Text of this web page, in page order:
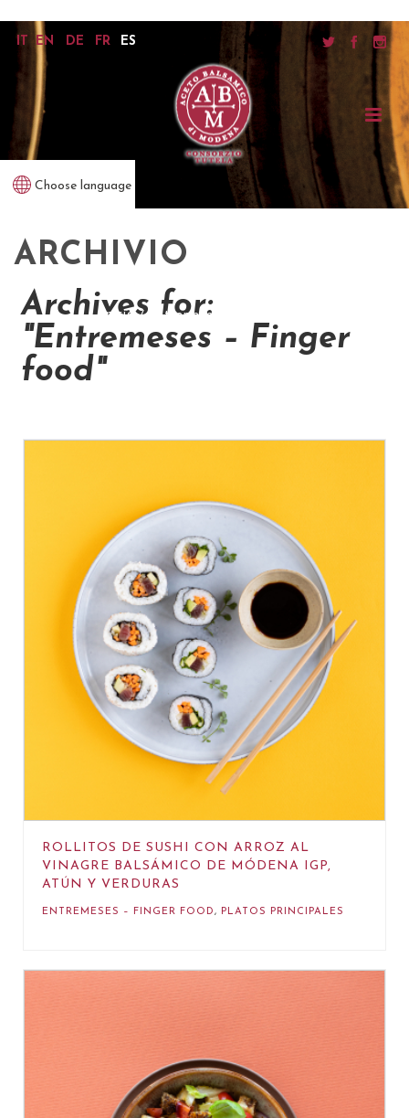
Choose language
inicio / entremeses – finger food
IT EN DE FR ES
ARCHIVIO
Archives for:
"Entremeses – Finger
food"
ROLLITOS DE SUSHI CON ARROZ AL
VINAGRE BALSÁMICO DE MÓDENA IGP,
ATÚN Y VERDURAS
ENTREMESES – FINGER FOOD, PLATOS PRINCIPALES